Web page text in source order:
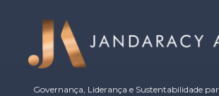
Governança, Liderança e Sustentabilidade